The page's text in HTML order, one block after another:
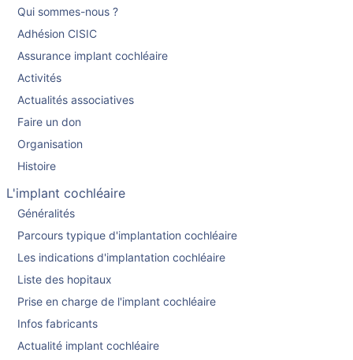
Qui sommes-nous ?
Adhésion CISIC
Assurance implant cochléaire
Activités
Actualités associatives
Faire un don
Organisation
Histoire
L'implant cochléaire
Généralités
Parcours typique d'implantation cochléaire
Les indications d'implantation cochléaire
Liste des hopitaux
Prise en charge de l'implant cochléaire
Infos fabricants
Actualité implant cochléaire